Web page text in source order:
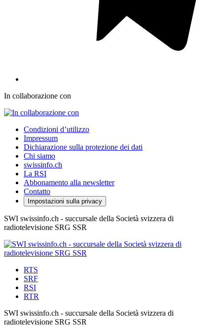
In collaborazione con
Condizioni d’utilizzo
Impressum
Dichiarazione sulla protezione dei dati
Chi siamo
swissinfo.ch
La RSI
Abbonamento alla newsletter
Contatto
Impostazioni sulla privacy
SWI swissinfo.ch - succursale della Società svizzera di
radiotelevisione SRG SSR
RTS
SRF
RSI
RTR
SWI swissinfo.ch - succursale della Società svizzera di
radiotelevisione SRG SSR